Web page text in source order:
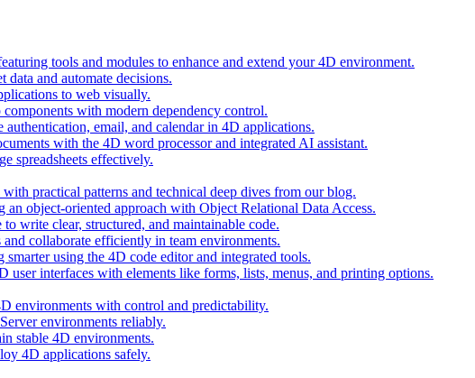
tools and modules to enhance and extend your 4D environment.
and automate decisions.
to web visually.
with modern dependency control.
authentication, email, and calendar in 4D applications.
with the 4D word processor and integrated AI assistant.
spreadsheets effectively.
practical patterns and technical deep dives from our blog.
an object-oriented approach with Object Relational Data Access.
write clear, structured, and maintainable code.
and collaborate efficiently in team environments.
smarter using the 4D code editor and integrated tools.
user interfaces with elements like forms, lists, menus, and printing options.
environments with control and predictability.
environments reliably.
stable 4D environments.
4D applications safely.